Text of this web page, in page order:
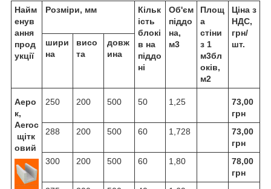
Найм
енув
ання
прод
укції
Розміри, мм
Кільк
ість
блокі
в на
піддо
ні
Об'єм
піддо
на,
м3
Площ
а
стіни
з 1
м3бл
оків,
м2
Ціна з
НДС,
грн/
шт.
шири
на
висо
та
довж
ина
Аеро
к,
Aeroc
щітк
овий
250 200 500 50 1,25
73,00
грн
288
200 500 60 1,728
73,00
грн
300
200 500 60 1,80
78,00
грн